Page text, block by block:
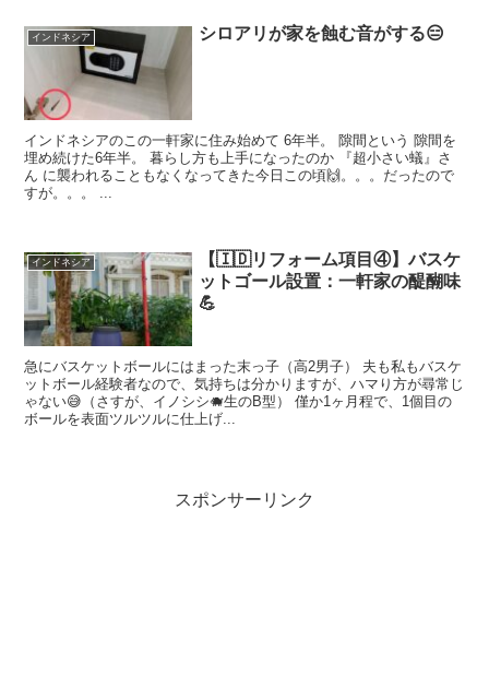
インドネシア シロアリが家を蝕む音がする😑
インドネシアのこの一軒家に住み始めて 6年半。 隙間という 隙間を
埋め続けた6年半。 暮らし方も上手になったのか 『超小さい蟻』さ
ん に襲われることもなくなってきた今日この頃🙌。。。だったので
すが。。。 ...
インドネシア
【🇮🇩リフォーム項目④】バスケ
ットゴール設置：一軒家の醍醐味
💪
急にバスケットボールにはまった末っ子（高2男子） 夫も私もバスケ
ットボール経験者なので、気持ちは分かりますが、ハマり方が尋常じ
ゃない😅（さすが、イノシシ🐗生のB型） 僅か1ヶ月程で、1個目の
ボールを表面ツルツルに仕上げ...
スポンサーリンク